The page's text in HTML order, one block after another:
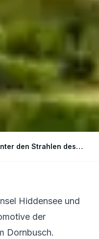
Unter den Strahlen des Leuchtturms Dornbusch
Hiddensee und
der
Dornbusch.